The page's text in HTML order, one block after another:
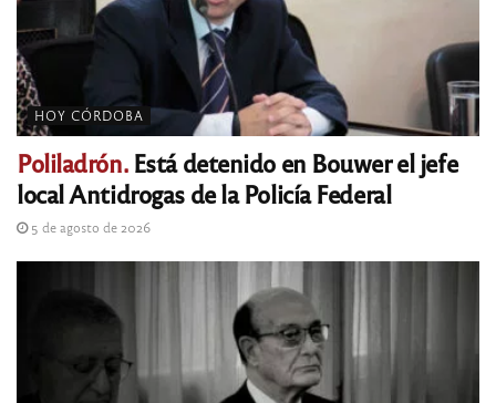
HOY CÓRDOBA
Poliladrón.Está detenido en Bouwer el jefe
local Antidrogas de la Policía Federal
5 de agosto de 2026